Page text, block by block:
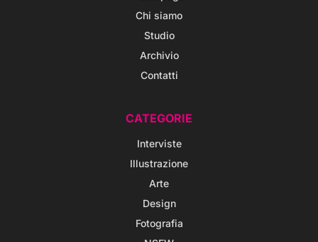
Chi siamo
Studio
Archivio
Contatti
CATEGORIE
Interviste
Illustrazione
Arte
Design
Fotografia